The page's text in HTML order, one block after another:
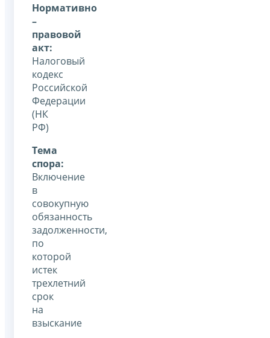
Нормативно
–
правовой
акт:
Налоговый
кодекс
Российской
Федерации
(НК
РФ)
Тема
спора:
Включение
в
совокупную
обязанность
задолженности,
по
которой
истек
трехлетний
срок
на
взыскание